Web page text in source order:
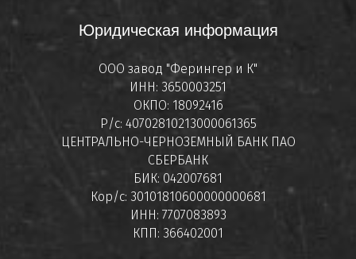
Юридическая информация
ООО завод "Ферингер и К"
ИНН: 3650003251
ОКПО: 18092416
Р/с: 40702810213000061365
ЦЕНТРАЛЬНО-ЧЕРНОЗЕМНЫЙ БАНК ПАО
СБЕРБАНК
БИК: 042007681
Кор/с: 30101810600000000681
ИНН: 7707083893
КПП: 366402001